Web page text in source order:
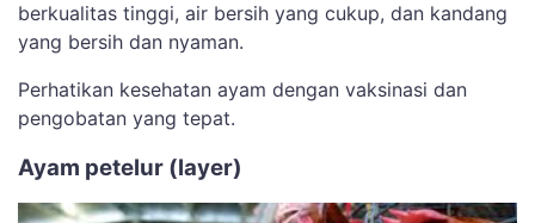
berkualitas tinggi, air bersih yang cukup, dan kandang
yang bersih dan nyaman.
Perhatikan kesehatan ayam dengan vaksinasi dan
pengobatan yang tepat.
Ayam petelur (layer)